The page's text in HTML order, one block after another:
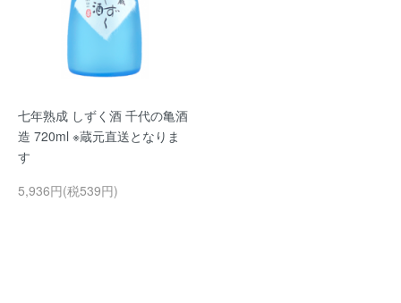
七年熟成 しずく酒 千代の亀酒
造 720ml ※蔵元直送となりま
す
5,936円(税539円)